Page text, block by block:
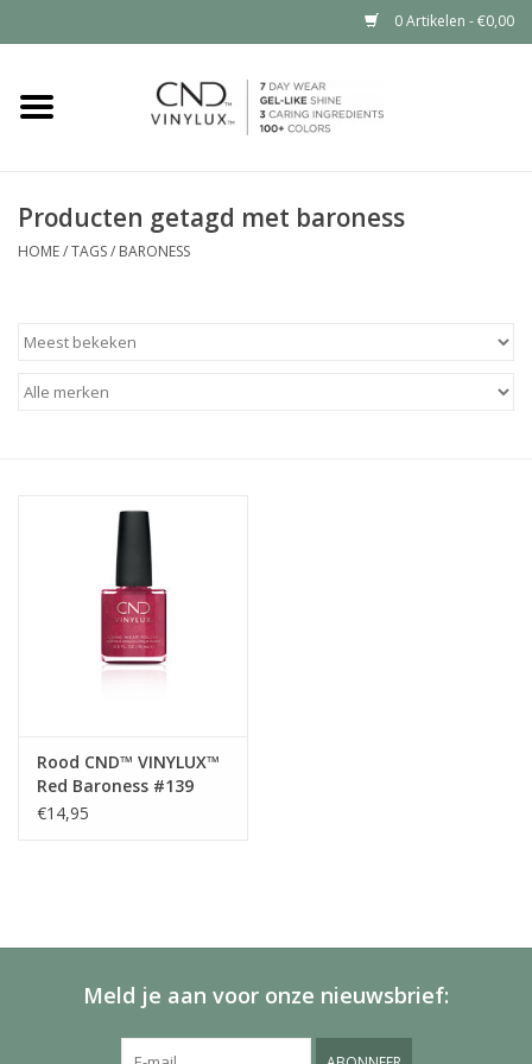
0 Artikelen - €0,00
Home
Nailart voor jou
Producten getagd met baroness
HOME/TAGS/ BARONESS
Rood CND™ VINYLUX™
Red Baroness #139
€14,95
Meld je aan voor onze nieuwsbrief: